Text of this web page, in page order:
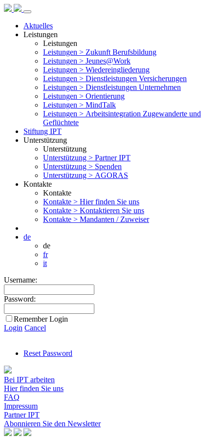
Aktuelles
Leistungen
Leistungen
Leistungen > Zukunft Berufsbildung
Leistungen > Jeunes@Work
Leistungen > Wiedereingliederung
Leistungen > Dienstleistungen Versicherungen
Leistungen > Dienstleistungen Unternehmen
Leistungen > Orientierung
Leistungen > MindTalk
Leistungen > Arbeitsintegration Zugewanderte und
Geflüchtete
Stiftung IPT
Unterstützung
Unterstützung
Unterstützung > Partner IPT
Unterstützung > Spenden
Unterstützung > AGORAS
Kontakte
Kontakte
Kontakte > Hier finden Sie uns
Kontakte > Kontaktieren Sie uns
Kontakte > Mandanten / Zuweiser
de
de
fr
it
Username:
Password:
Remember Login
Login Cancel
Reset Password
Bei IPT arbeiten
Hier finden Sie uns
FAQ
Impressum
Partner IPT
Abonnieren Sie den Newsletter